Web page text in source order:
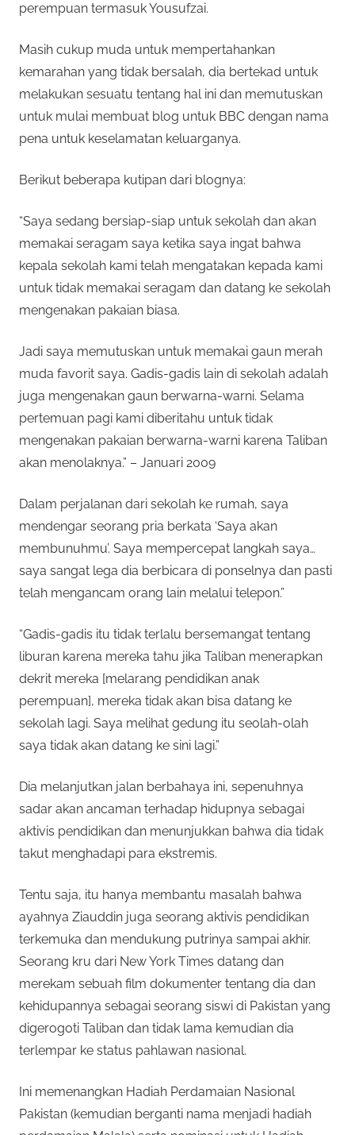
perempuan termasuk Yousufzai.
Masih cukup muda untuk mempertahankan
kemarahan yang tidak bersalah, dia bertekad untuk
melakukan sesuatu tentang hal ini dan memutuskan
untuk mulai membuat blog untuk BBC dengan nama
pena untuk keselamatan keluarganya.
Berikut beberapa kutipan dari blognya:
“Saya sedang bersiap-siap untuk sekolah dan akan
memakai seragam saya ketika saya ingat bahwa
kepala sekolah kami telah mengatakan kepada kami
untuk tidak memakai seragam dan datang ke sekolah
mengenakan pakaian biasa.
Jadi saya memutuskan untuk memakai gaun merah
muda favorit saya. Gadis-gadis lain di sekolah adalah
juga mengenakan gaun berwarna-warni. Selama
pertemuan pagi kami diberitahu untuk tidak
mengenakan pakaian berwarna-warni karena Taliban
akan menolaknya.” – Januari 2009
Dalam perjalanan dari sekolah ke rumah, saya
mendengar seorang pria berkata ‘Saya akan
membunuhmu’. Saya mempercepat langkah saya…
saya sangat lega dia berbicara di ponselnya dan pasti
telah mengancam orang lain melalui telepon.”
“Gadis-gadis itu tidak terlalu bersemangat tentang
liburan karena mereka tahu jika Taliban menerapkan
dekrit mereka [melarang pendidikan anak
perempuan], mereka tidak akan bisa datang ke
sekolah lagi. Saya melihat gedung itu seolah-olah
saya tidak akan datang ke sini lagi.”
Dia melanjutkan jalan berbahaya ini, sepenuhnya
sadar akan ancaman terhadap hidupnya sebagai
aktivis pendidikan dan menunjukkan bahwa dia tidak
takut menghadapi para ekstremis.
Tentu saja, itu hanya membantu masalah bahwa
ayahnya Ziauddin juga seorang aktivis pendidikan
terkemuka dan mendukung putrinya sampai akhir.
Seorang kru dari New York Times datang dan
merekam sebuah film dokumenter tentang dia dan
kehidupannya sebagai seorang siswi di Pakistan yang
digerogoti Taliban dan tidak lama kemudian dia
terlempar ke status pahlawan nasional.
Ini memenangkan Hadiah Perdamaian Nasional
Pakistan (kemudian berganti nama menjadi hadiah